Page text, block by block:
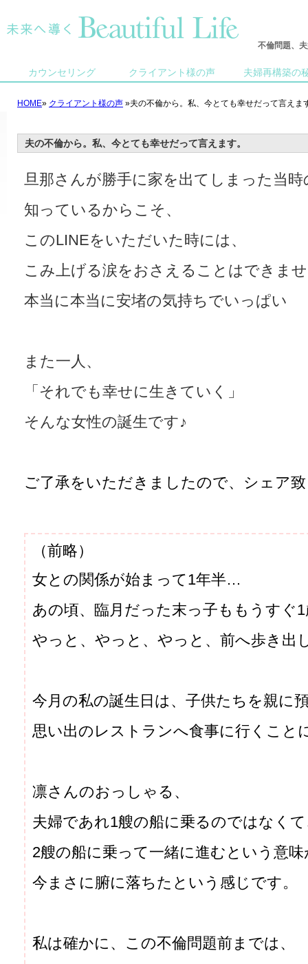
不倫問題、
カウンセリング クライアント様の声 夫婦再構築の
HOME» クライアント様の声 »夫の不倫から。私、今とても幸せだって言えま
夫の不倫から。私、今とても幸せだって言えます。
旦那さんが勝手に家を出てしまった当
知っているからこそ、
このLINEをいただいた時には、
こみ上げる涙をおさえることはできま
本当に本当に安堵の気持ちでいっぱい
また一人、
「それでも幸せに生きていく」
そんな女性の誕生です♪
ご了承をいただきましたので、シェア
（前略）
女との関係が始まって1年半…
あの頃、臨月だった末っ子ももうすぐ
やっと、やっと、やっと、前へ歩き出
今月の私の誕生日は、子供たちを親に
思い出のレストランへ食事に行くこと
凛さんのおっしゃる、
夫婦であれ1艘の船に乗るのではなく
2艘の船に乗って一緒に進むという意味
今まさに腑に落ちたという感じです。
私は確かに、この不倫問題前までは、